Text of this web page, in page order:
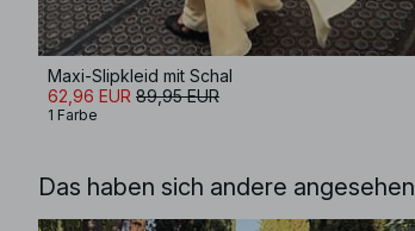
Maxi-Slipkleid mit Schal
62,96 EUR 89,95 EUR
1 Farbe
Das haben sich andere angesehen